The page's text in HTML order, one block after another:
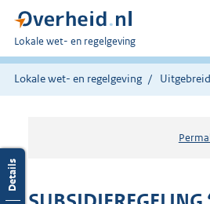
U
bent
hier:
Lokale wet- en regelgeving
Lokale wet- en regelgeving